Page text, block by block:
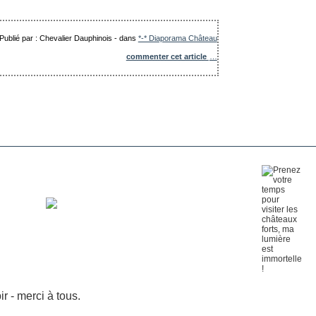
Publié par : Chevalier Dauphinois -dans *-* Diaporama Château
commenter cet article
- merci à tous.